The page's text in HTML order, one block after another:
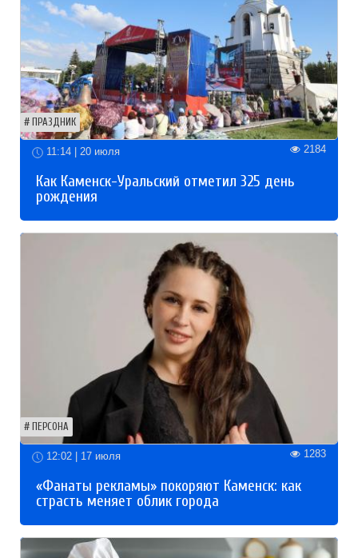
ПРАЗДНИК
11:14 | 20 июля 2184
Как Каменск-Уральский отметил 325 день
рождения
ПЕРСОНА
12:02 | 17 июля 1283
«Фанаты рекламы» покоряют Каменск: как
страсть меняет облик города